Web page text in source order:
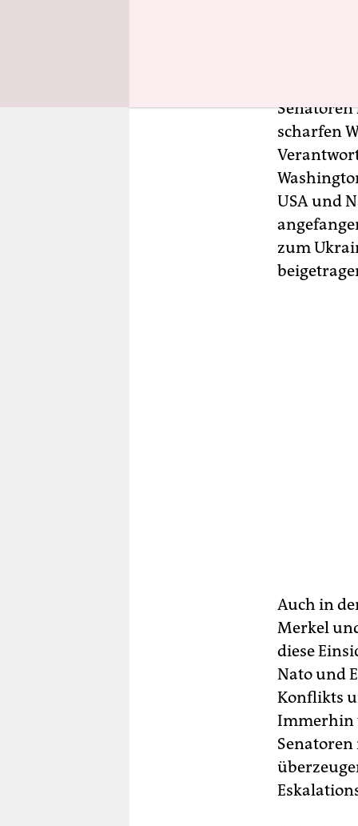
Moskaus
Senatoren
scharfen
USA und
zum
Auch in
Merkel
diese
Nato und
Konflikts
Immerhin